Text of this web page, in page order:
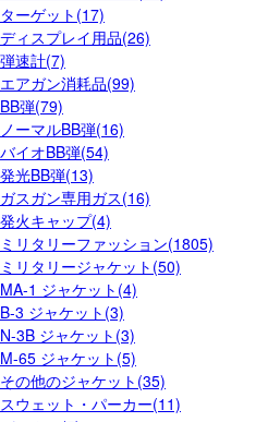
ターゲット(17)
ディスプレイ用品(26)
弾速計(7)
エアガン消耗品(99)
BB弾(79)
ノーマルBB弾(16)
バイオBB弾(54)
発光BB弾(13)
ガスガン専用ガス(16)
発火キャップ(4)
ミリタリーファッション(1805)
ミリタリージャケット(50)
MA-1 ジャケット(4)
B-3 ジャケット(3)
N-3B ジャケット(3)
M-65 ジャケット(5)
その他のジャケット(35)
スウェット・パーカー(11)